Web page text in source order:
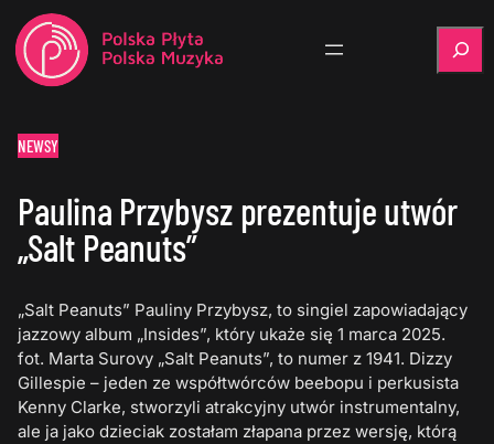
NEWSY
Paulina Przybysz prezentuje utwór
„Salt Peanuts”
„Salt Peanuts” Pauliny Przybysz, to singiel zapowiadający
jazzowy album „Insides”, który ukaże się 1 marca 2025.
fot. Marta Surovy „Salt Peanuts”, to numer z 1941. Dizzy
Gillespie – jeden ze współtwórców beebopu i perkusista
Kenny Clarke, stworzyli atrakcyjny utwór instrumentalny,
ale ja jako dzieciak zostałam złapana przez wersję, którą